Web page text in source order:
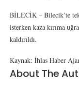
BİLECİK – Bilecik’te
isterken kaza kırıma
kaldırıldı.
Kaynak: İhlas Haber
About The